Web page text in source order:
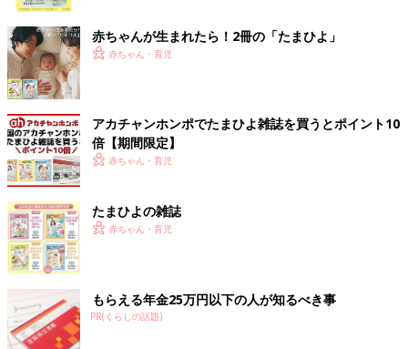
赤ちゃんが生まれたら！2冊の「たまひよ」
赤ちゃん・育児
アカチャンホンポでたまひよ雑誌を買うとポイント10
倍【期間限定】
赤ちゃん・育児
たまひよの雑誌
赤ちゃん・育児
もらえる年金25万円以下の人が知るべき事
PR(くらしの話題)